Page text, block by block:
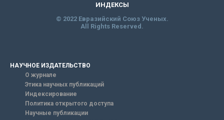
ИНДЕКСЫ
© 2022 Евразийский Союз Ученых.
All Rights Reserved.
НАУЧНОЕ ИЗДАТЕЛЬСТВО
О журнале
Этика научных публикаций
Индексирование
Политика открытого доступа
Научные публикации